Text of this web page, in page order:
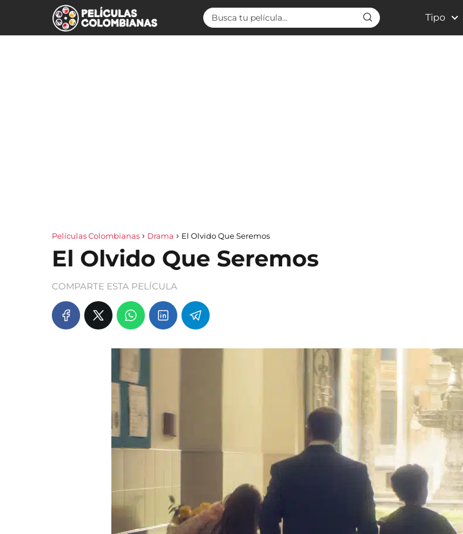
Tipo
Películas Colombianas Drama El Olvido Que Seremos
El Olvido Que Seremos
COMPARTE ESTA PELÍCULA